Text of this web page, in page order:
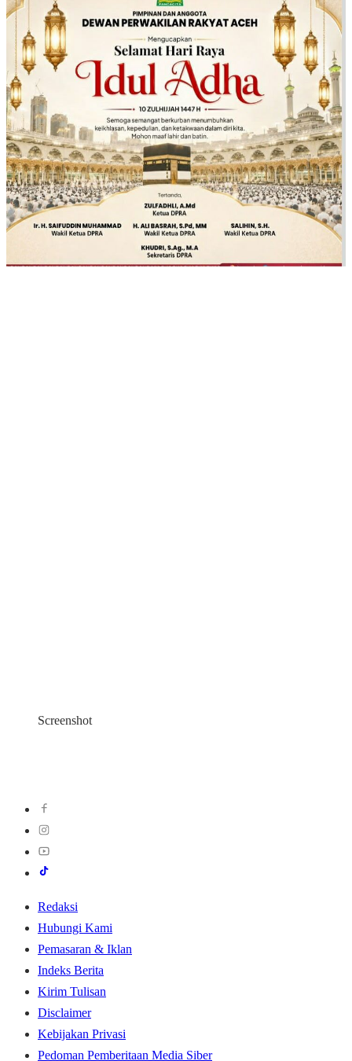
Screenshot
Redaksi
Hubungi Kami
Pemasaran & Iklan
Indeks Berita
Kirim Tulisan
Disclaimer
Kebijakan Privasi
Pedoman Pemberitaan Media Siber